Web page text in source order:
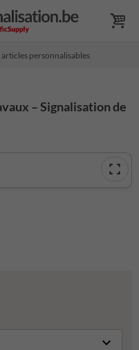
personnalisables
– Signalisation de